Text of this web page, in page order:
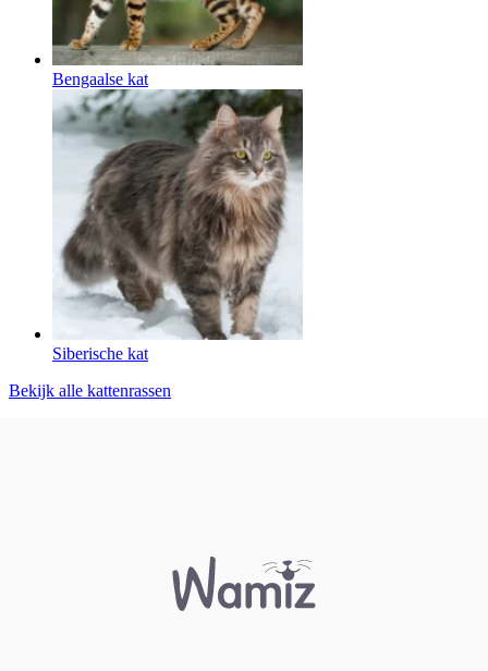
Bengaalse kat
Siberische kat
Bekijk alle kattenrassen